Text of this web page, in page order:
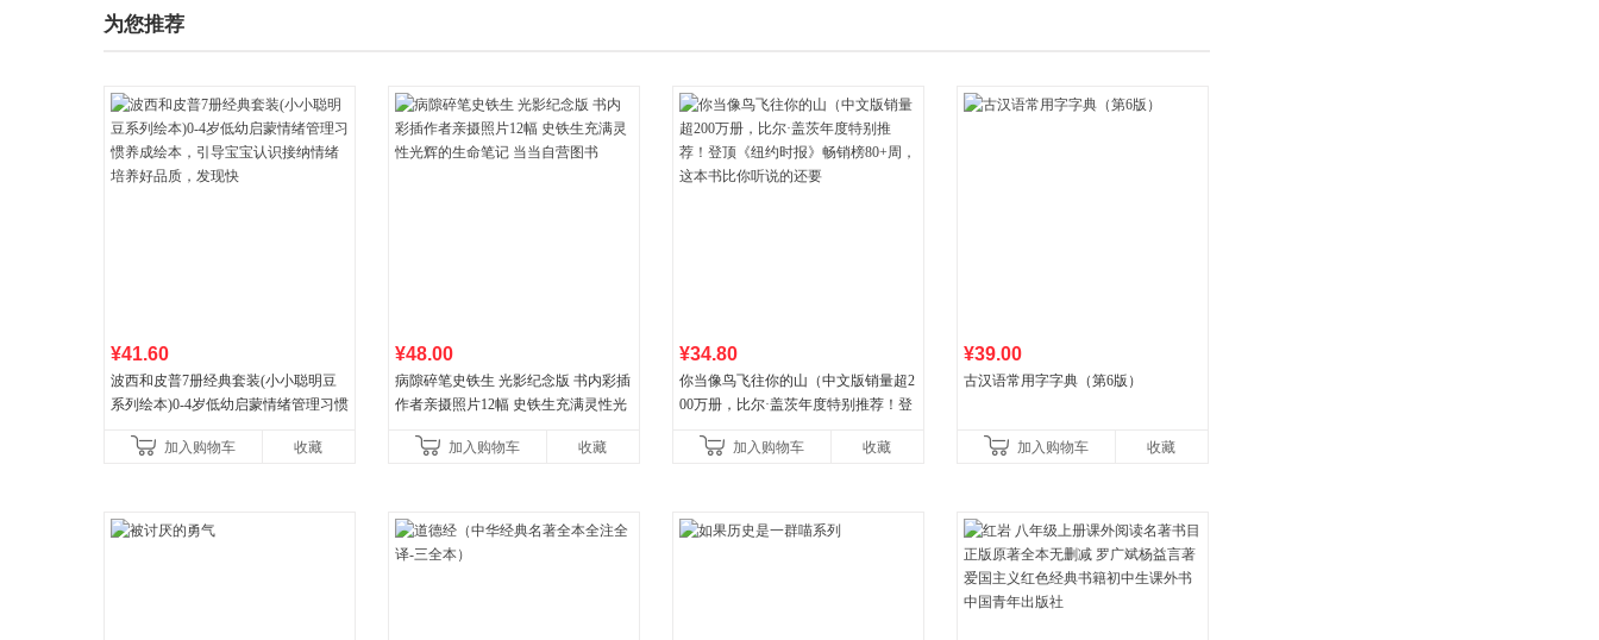
数码影音
为您推荐
¥41.60
波西和皮普7册经典套装(小小聪明豆
系列绘本)0-4岁低幼启蒙情绪管理习惯
养好品质，发现快
加入购物车 收藏
¥48.00
病隙碎笔史铁生 光影纪念版 书内彩插
作者亲摄照片12幅 史铁生充满灵性光
加入购物车
收藏
¥34.80
你当像鸟飞往你的山（中文版销量超2
00万册，比尔·盖茨年度特别推荐！登
比你听说的还要
加入购物车 收藏
¥39.00
古汉语常用字字典（第6版）
加入购物车 收藏